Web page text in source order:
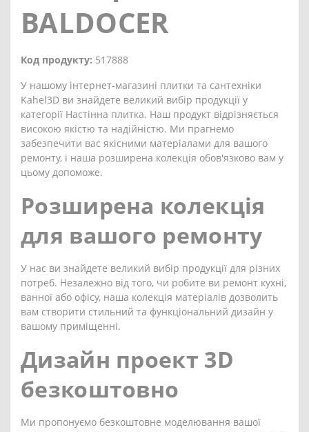
BALDOCER
Код продукту: 517888
У нашому інтернет-магазині плитки та сантехніки
Kahel3D ви знайдете великий вибір продукції у
категорії Настінна плитка. Наш продукт відрізняється
високою якістю та надійністю. Ми прагнемо
забезпечити вас якісними матеріалами для вашого
ремонту, і наша розширена колекція обов'язково вам у
цьому допоможе.
Розширена колекція
для вашого ремонту
У нас ви знайдете великий вибір продукції для різних
потреб. Незалежно від того, чи робите ви ремонт кухні,
ванної або офісу, наша колекція матеріалів дозволить
вам створити стильний та функціональний дизайн у
вашому приміщенні.
Дизайн проект 3D
безкоштовно
Ми пропонуємо безкоштовне моделювання вашої